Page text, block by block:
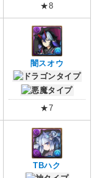
★8
闇スオウ
★7
TBハク